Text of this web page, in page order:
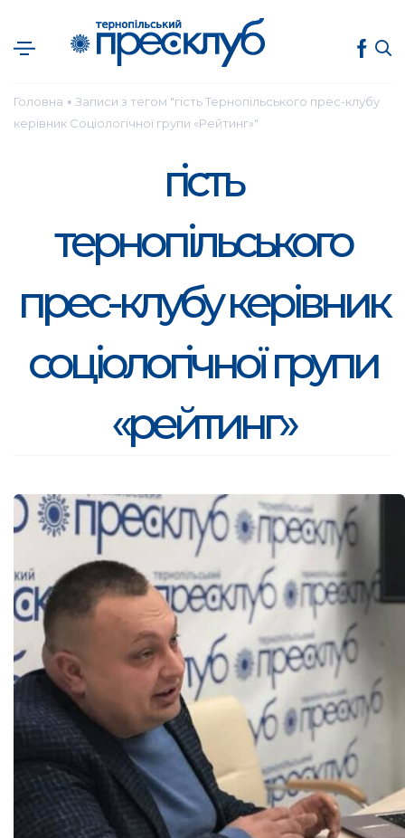
Головна ● Записи з тегом "гість Тернопільського прес-клубу
керівник Соціологічної групи «Рейтинг»"
гість
тернопільського
прес-клубу керівник
соціологічної групи
«рейтинг»